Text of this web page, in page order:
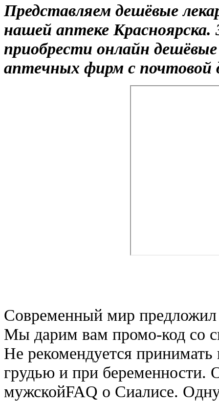
Представляем дешёвые
нашей аптеке
приобрести онлайн
аптечных фирм с почтовой
Современный мир предложил
Мы дарим вам промо-код со
Не рекомендуется
грудью и при беременности.
мужскойFAQ о Сиалисе.